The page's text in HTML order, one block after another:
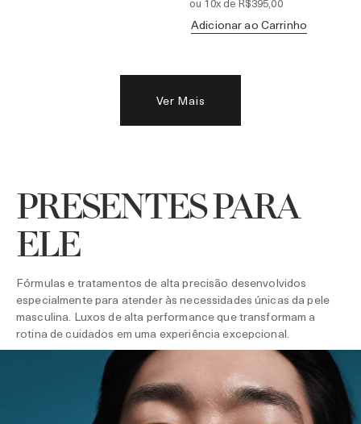
Adicionar ao Carrinho
Ver Mais
PRESENTES PARA
ELE
Fórmulas e tratamentos de alta precisão desenvolvidos
especialmente para atender às necessidades únicas da pele
masculina. Luxos de alta performance que transformam a
rotina de cuidados em uma experiência excepcional.